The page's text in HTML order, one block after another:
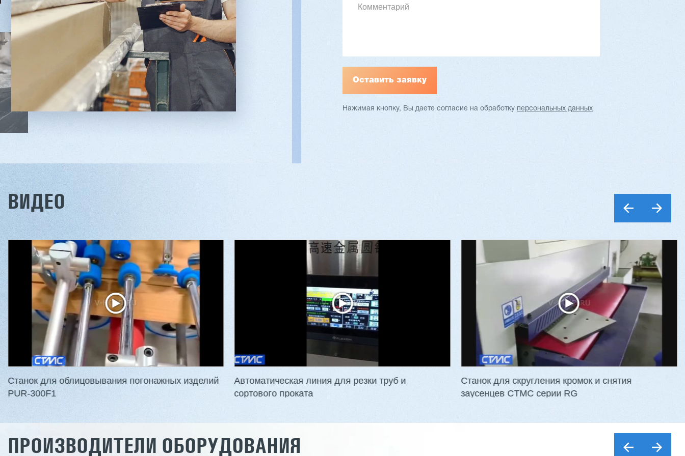
Вес: 3800 кг
Подробнее Заказать
Нажимая кнопку, Вы даете согласие на обработку персональных данных
ВИДЕО
Станок для облицовывания погонажных изделий
PUR-300F1
Автоматическая линия для резки труб и
сортового проката
Станок для скругления кромок и снятия
заусенцев CTMC серии RG
ПРОИЗВОДИТЕЛИ ОБОРУДОВАНИЯ